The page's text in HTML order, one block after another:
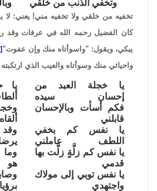
وتخفي الذَّنب من خلقي
تخفيه من خلقي ولا تخفيه مني! يعني:
كان الفضيل رحمه الله في عرفات وقد
يبكي، ويقول: "واسوأتاه منك وإن عفوت"
واحيائي منك وسوأتاه والعيب الذي
يا خجلة العبد من
إحسان سيده
يا
فكم أسأت وبالإحسان
قابلني
ألقاه
يا نفس كم بخفي
اللطف عاملني
يا نفس كم زلَّةٍ زلَّت بها
قدمي
وما
هو
يا نفس توبي إلى مولاك
واجتهدي